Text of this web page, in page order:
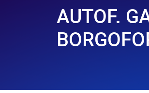
AUTOF.